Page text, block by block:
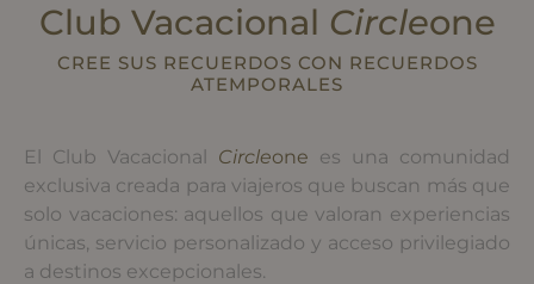
Club Vacacional Circleone
CREE SUS RECUERDOS CON RECUERDOS
ATEMPORALES
El Club Vacacional Circleone es una comunidad
exclusiva creada para viajeros que buscan más que
solo vacaciones: aquellos que valoran experiencias
únicas, servicio personalizado y acceso privilegiado
a destinos excepcionales.